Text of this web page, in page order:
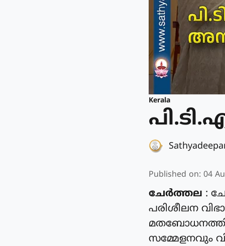
Kerala
Published on: 04
ചേർത്തല :
പരിശീലന
സമ്മേളനവും